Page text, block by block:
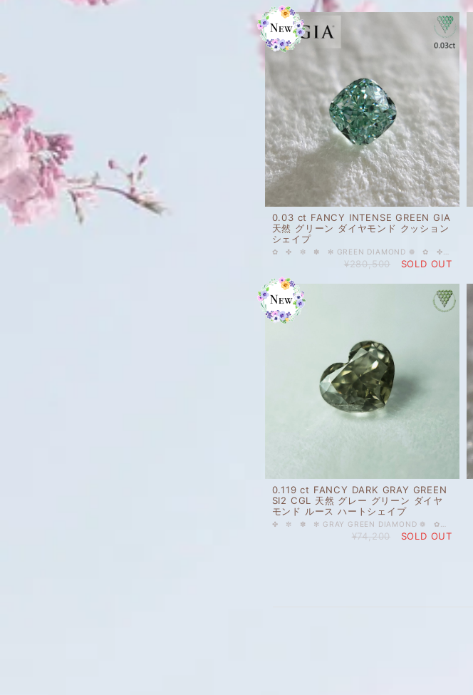
0.03 ct FANCY INTENSE GREEN GIA
天然 グリーン ダイヤモンド クッション
シェイプ
¥280,500 SOLD OUT
0.119 ct FANCY DARK GRAY GREEN
SI2 CGL 天然 グレー グリーン ダイヤ
モンド ルース ハートシェイプ
¥74,200 SOLD OUT